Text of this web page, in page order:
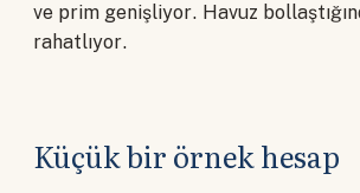
ve prim genişliyor. Havuz
rahatlıyor.
Küçük bir örnek hesap